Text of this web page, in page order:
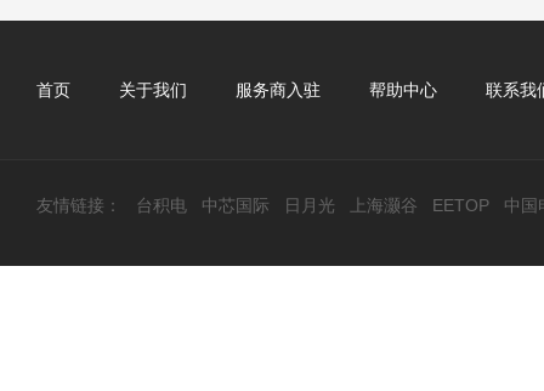
首页 关于我们 服务商入驻 帮助中心 联系我
友情链接： 台积电 中芯国际 日月光 上海灏谷 EETOP 中国